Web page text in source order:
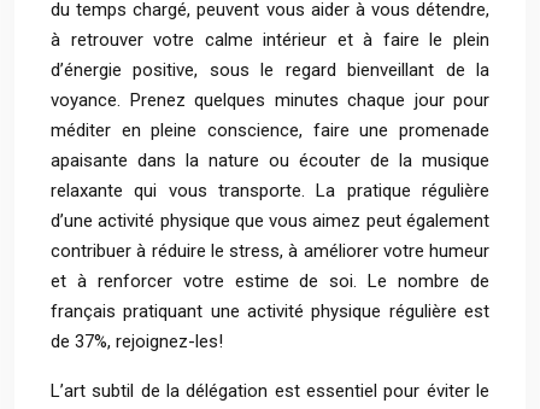
du temps chargé, peuvent vous aider à vous détendre,
à retrouver votre calme intérieur et à faire le plein
d’énergie positive, sous le regard bienveillant de la
voyance. Prenez quelques minutes chaque jour pour
méditer en pleine conscience, faire une promenade
apaisante dans la nature ou écouter de la musique
relaxante qui vous transporte. La pratique régulière
d’une activité physique que vous aimez peut également
contribuer à réduire le stress, à améliorer votre humeur
et à renforcer votre estime de soi. Le nombre de
français pratiquant une activité physique régulière est
de 37%, rejoignez-les!
L’art subtil de la délégation est essentiel pour éviter le